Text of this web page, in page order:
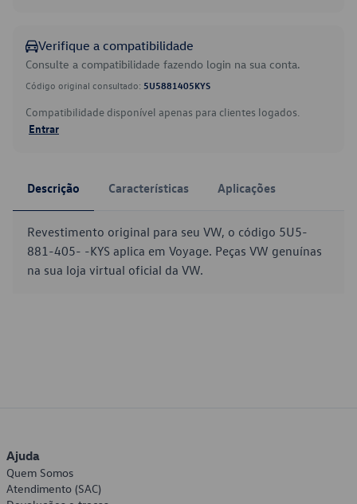
Verifique a compatibilidade
Consulte a compatibilidade fazendo login na sua conta.
Código original consultado: 5U5881405KYS
Compatibilidade disponível apenas para clientes logados.
Entrar
Descrição Características Aplicações
Revestimento original para seu VW, o código 5U5-
881-405- -KYS aplica em Voyage. Peças VW genuínas
na sua loja virtual oficial da VW.
Ajuda
Quem Somos
Atendimento (SAC)